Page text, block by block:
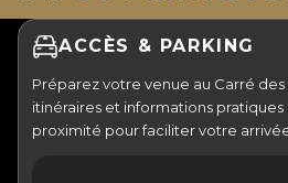
ACCÈS & PARKING
Préparez votre venue au Carré des
itinéraires et informations pratiques
proximité pour faciliter votre